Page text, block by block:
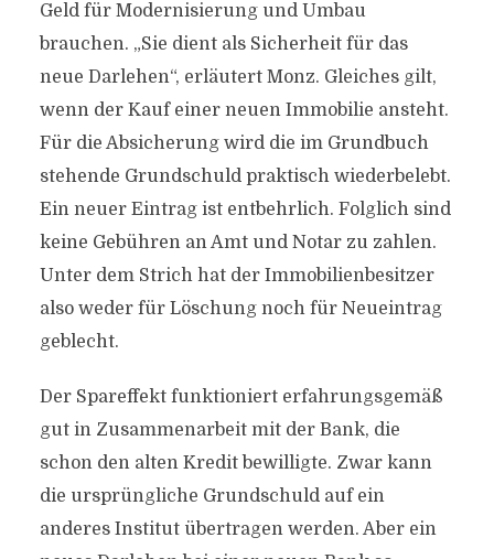
Geld für Modernisierung und Umbau
brauchen. „Sie dient als Sicherheit für das
neue Darlehen“, erläutert Monz. Gleiches gilt,
wenn der Kauf einer neuen Immobilie ansteht.
Für die Absicherung wird die im Grundbuch
stehende Grundschuld praktisch wiederbelebt.
Ein neuer Eintrag ist entbehrlich. Folglich sind
keine Gebühren an Amt und Notar zu zahlen.
Unter dem Strich hat der Immobilienbesitzer
also weder für Löschung noch für Neueintrag
geblecht.
Der Spareffekt funktioniert erfahrungsgemäß
gut in Zusammenarbeit mit der Bank, die
schon den alten Kredit bewilligte. Zwar kann
die ursprüngliche Grundschuld auf ein
anderes Institut übertragen werden. Aber ein